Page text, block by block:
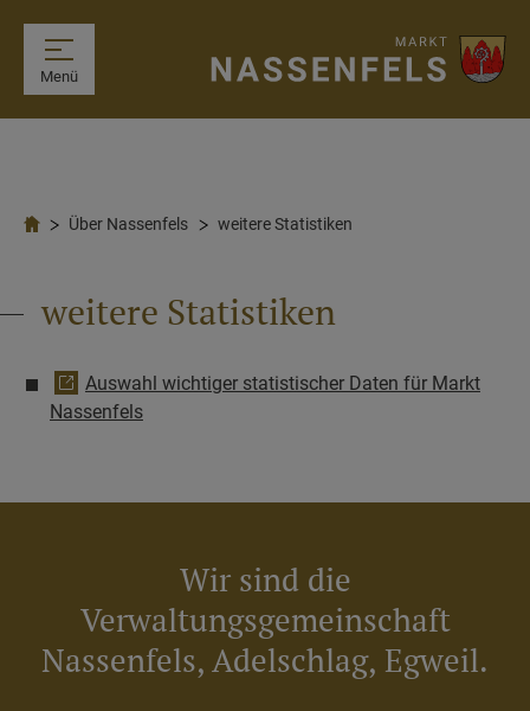
Menü
Über Nassenfels weitere Statistiken
weitere Statistiken
Auswahl wichtiger statistischer Daten für Markt
Nassenfels
Wir sind die
Verwaltungsgemeinschaft
Nassenfels, Adelschlag, Egweil.